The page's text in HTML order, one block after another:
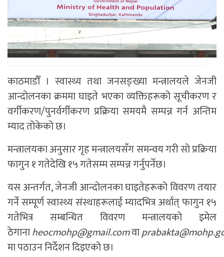
काठमाडौँ । स्वास्थ्य तथा जनसङ्ख्या मन्त्रालयले जेनजी
आन्दोलनका क्रममा घाइते भएका व्यक्तिहरूको सूचीकरण र
वर्गीकरण/पुनर्वर्गीकरण प्रक्रिया समयमै सम्पन्न गर्न अन्तिम
म्याद तोकेको छ।
मन्त्रालयका अनुसार गृह मन्त्रालयसँग समन्वय गरी सो प्रक्रिया
फागुन १ गतेदेखि १५ गतेसम्म सम्पन्न गर्नुपर्नेछ।
यस अन्तर्गत, जेनजी आन्दोलनका घाइतेहरूको विवरण तयार
गर्ने सम्पूर्ण स्वास्थ्य संस्थाहरूलाई म्यादभित्र अर्थात् फागुन १५
गतेभित्र सम्बन्धित विवरण मन्त्रालयको इमेल
ठेगानाheocmohp@gmail.comवा
मा पठाउन निर्देशन दिइएको छ।